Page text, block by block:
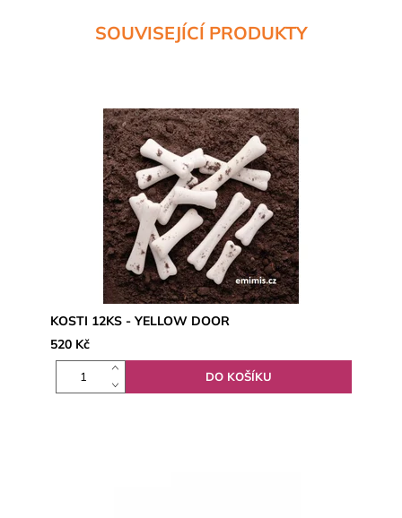
SOUVISEJÍCÍ PRODUKTY
KOSTI 12KS - YELLOW DOOR
520 Kč